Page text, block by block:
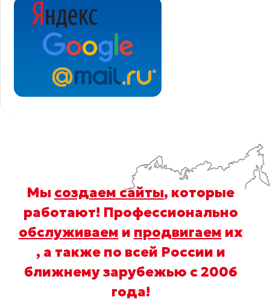
Мы создаем сайты, которые
работают! Профессионально
обслуживаем и продвигаем их
, а также по всей России и
ближнему зарубежью с 2006
года!